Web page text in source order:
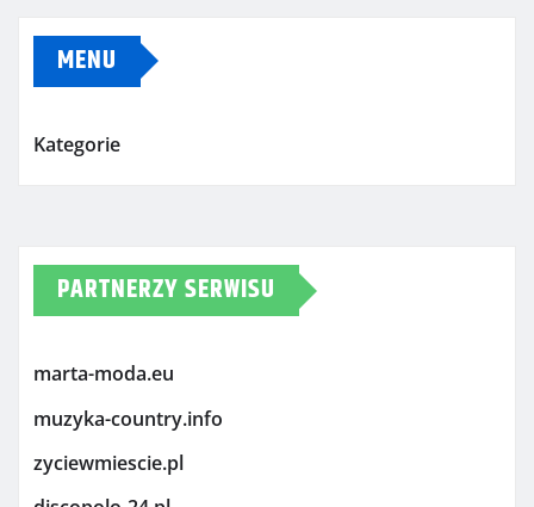
MENU
Kategorie
PARTNERZY SERWISU
marta-moda.eu
muzyka-country.info
zyciewmiescie.pl